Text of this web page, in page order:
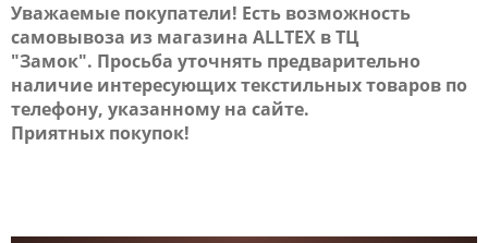
Уважаемые покупатели! Есть возможность
самовывоза из магазина ALLTEX в ТЦ
"Замок". Просьба уточнять предварительно
наличие интересующих текстильных товаров по
телефону, указанному на сайте.
Приятных покупок!